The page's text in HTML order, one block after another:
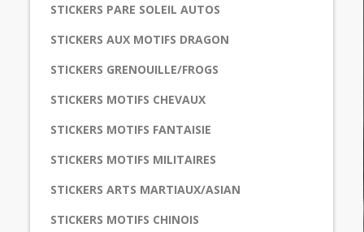
STICKERS PARE SOLEIL AUTOS
STICKERS AUX MOTIFS DRAGON
STICKERS GRENOUILLE/FROGS
STICKERS MOTIFS CHEVAUX
STICKERS MOTIFS FANTAISIE
STICKERS MOTIFS MILITAIRES
STICKERS ARTS MARTIAUX/ASIAN
STICKERS MOTIFS CHINOIS